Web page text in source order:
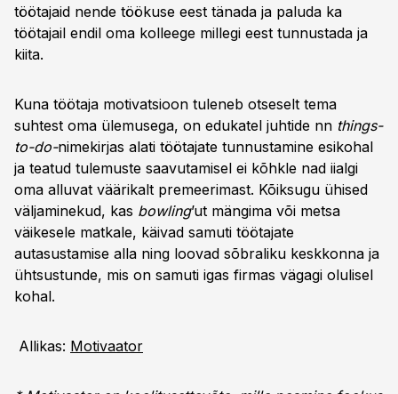
töötajaid nende töökuse eest tänada ja paluda ka
töötajail endil oma kolleege millegi eest tunnustada ja
kiita.
Kuna töötaja motivatsioon tuleneb otseselt tema
suhtest oma ülemusega, on edukatel juhtide nn things-
to-do-nimekirjas alati töötajate tunnustamine esikohal
ja teatud tulemuste saavutamisel ei kõhkle nad iialgi
oma alluvat väärikalt premeerimast. Kõiksugu ühised
väljaminekud, kas bowling’ut mängima või metsa
väikesele matkale, käivad samuti töötajate
autasustamise alla ning loovad sõbraliku keskkonna ja
ühtsustunde, mis on samuti igas firmas vägagi olulisel
kohal.
Allikas: Motivaator